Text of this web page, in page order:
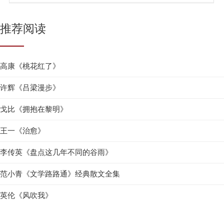
推荐阅读
高康《桃花红了》
许辉《吕梁漫步》
戈比《拥抱在黎明》
王一《治愈》
李传英《盘点这几年不同的谷雨》
范小青《文学路路通》经典散文全集
英伦《风吹我》